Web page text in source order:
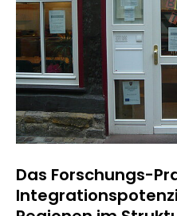
Das Forschungs-